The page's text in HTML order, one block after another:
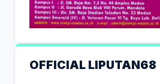
OFFICIAL LIPUTAN68